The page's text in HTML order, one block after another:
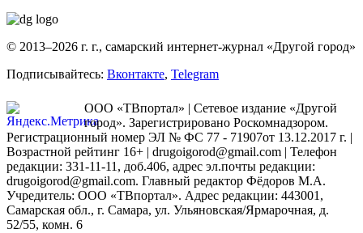
© 2013–2026 г. г., самарский интернет-журнал «Другой город»
Подписывайтесь: Вконтакте, Telegram
ООО «ТВпортал» | Сетевое издание «Другой
город». Зарегистрировано Роскомнадзором.
Регистрационный номер ЭЛ № ФС 77 - 71907от 13.12.2017 г. |
Возрастной рейтинг 16+ | drugoigorod@gmail.com | Телефон
редакции: 331-11-11, доб.406, адрес эл.почты редакции:
drugoigorod@gmail.com. Главный редактор Фёдоров М.А.
Учредитель: ООО «ТВпортал». Адрес редакции: 443001,
Самарская обл., г. Самара, ул. Ульяновская/Ярмарочная, д.
52/55, комн. 6